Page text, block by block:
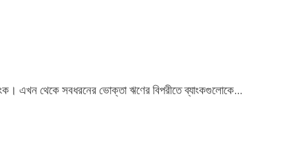
এখন থেকে সবধরনের ভোক্তা ঋণের বিপরীতে ব্যাংকগুলোকে...